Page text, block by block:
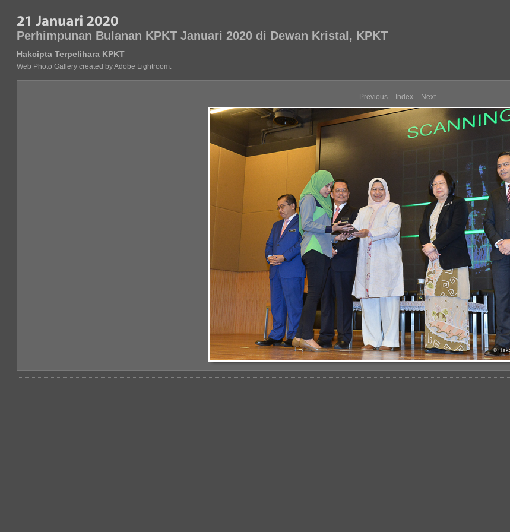
Perhimpunan Bulanan KPKT Januari 2020 di Dewan Kristal, KPKT
Hakcipta Terpelihara KPKT
Web Photo Gallery created by Adobe Lightroom.
Previous Index Next